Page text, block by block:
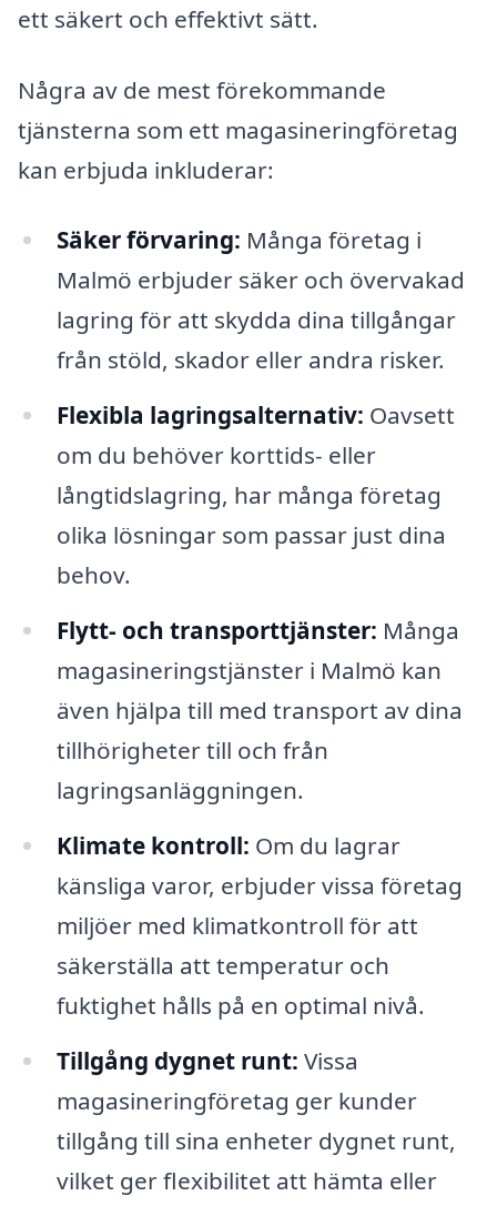
ett säkert och effektivt sätt.
Några av de mest förekommande
tjänsterna som ett magasineringföretag
kan erbjuda inkluderar:
Säker förvaring: Många företag i
Malmö erbjuder säker och övervakad
lagring för att skydda dina tillgångar
från stöld, skador eller andra risker.
Flexibla lagringsalternativ: Oavsett
om du behöver korttids- eller
långtidslagring, har många företag
olika lösningar som passar just dina
behov.
Flytt- och transporttjänster: Många
magasineringstjänster i Malmö kan
även hjälpa till med transport av dina
tillhörigheter till och från
lagringsanläggningen.
Klimate kontroll: Om du lagrar
känsliga varor, erbjuder vissa företag
miljöer med klimatkontroll för att
säkerställa att temperatur och
fuktighet hålls på en optimal nivå.
Tillgång dygnet runt: Vissa
magasineringföretag ger kunder
tillgång till sina enheter dygnet runt,
vilket ger flexibilitet att hämta eller